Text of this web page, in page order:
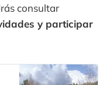
consultar
y participar